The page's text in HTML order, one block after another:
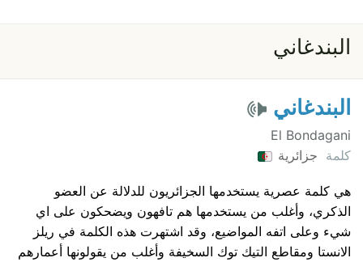
البندغاني
البندغاني
El Bondagani
كلمة جزائرية
هي كلمة عصرية يستخدمها الجزائريون للدلالة عن العضو
الذكري، وأغلب من يستخدمها هم تافهون ويضحكون على اي
شيء وعلى اتفه المواضيع، وقد اشتهرت هذه الكلمة في ريلز
الانستا ومقاطع التيك توك السخيفة وأغلب من يقولونها أعمارهم